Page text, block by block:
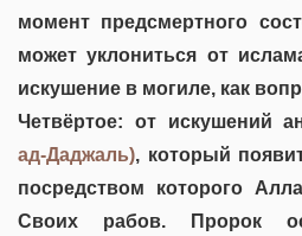
момент предсмертного
может уклониться от
искушение в могиле, как
Четвёртое: от искушений
ад-Даджаль), который
посредством которого
Своих рабов. Пророк